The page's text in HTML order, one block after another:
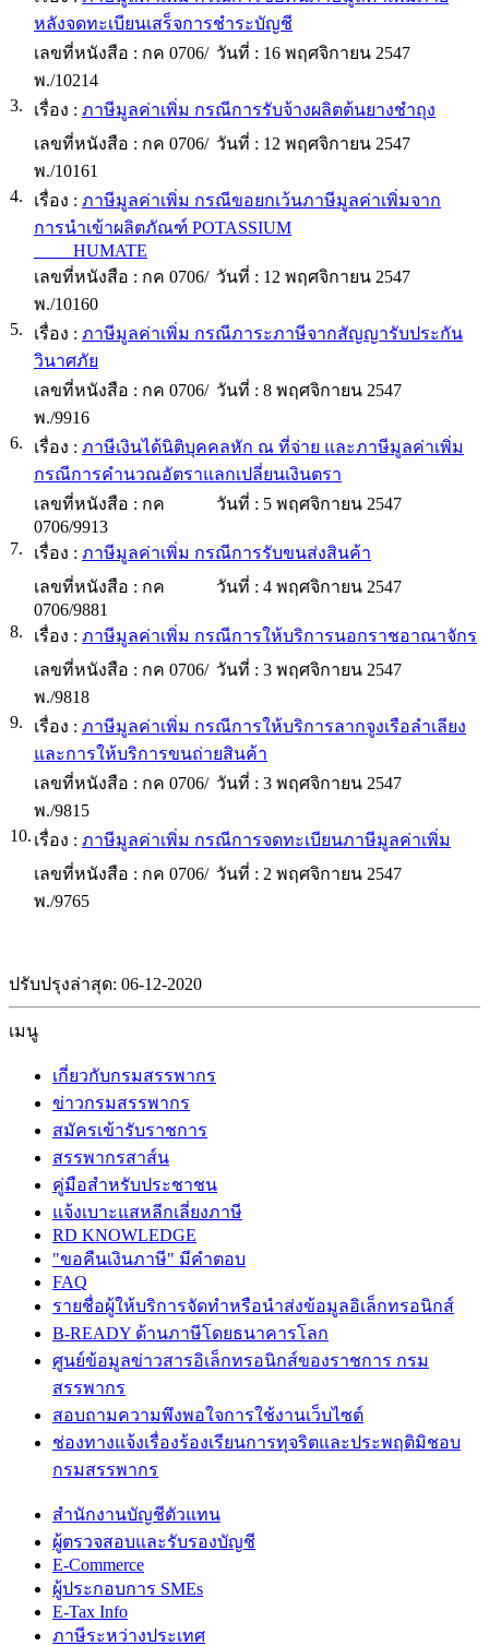
หลังจดทะเบียนเสร็จการชำระบัญชี
เลขที่หนังสือ : กค 0706/
พ./10214
วันที่ : 16 พฤศจิกายน 2547
3. เรื่อง : ภาษีมูลค่าเพิ่ม กรณีการรับจ้างผลิตต้นยางชำถุง
เลขที่หนังสือ : กค 0706/
พ./10161
วันที่ : 12 พฤศจิกายน 2547
4. เรื่อง : ภาษีมูลค่าเพิ่ม กรณีขอยกเว้นภาษีมูลค่าเพิ่มจาก
การนำเข้าผลิตภัณฑ์ POTASSIUM
HUMATE
เลขที่หนังสือ : กค 0706/
พ./10160
วันที่ : 12 พฤศจิกายน 2547
5. เรื่อง : ภาษีมูลค่าเพิ่ม กรณีภาระภาษีจากสัญญารับประกัน
วินาศภัย
เลขที่หนังสือ : กค 0706/
พ./9916
วันที่ : 8 พฤศจิกายน 2547
6. เรื่อง : ภาษีเงินได้นิติบุคคลหัก ณ ที่จ่าย และภาษีมูลค่าเพิ่ม
กรณีการคำนวณอัตราแลกเปลี่ยนเงินตรา
เลขที่หนังสือ : กค
0706/9913
วันที่ : 5 พฤศจิกายน 2547
7. เรื่อง : ภาษีมูลค่าเพิ่ม กรณีการรับขนส่งสินค้า
เลขที่หนังสือ : กค
0706/9881
วันที่ : 4 พฤศจิกายน 2547
8. เรื่อง : ภาษีมูลค่าเพิ่ม กรณีการให้บริการนอกราชอาณาจักร
เลขที่หนังสือ : กค 0706/
พ./9818
วันที่ : 3 พฤศจิกายน 2547
9. เรื่อง : ภาษีมูลค่าเพิ่ม กรณีการให้บริการลากจูงเรือลำเลียง
และการให้บริการขนถ่ายสินค้า
เลขที่หนังสือ : กค 0706/
พ./9815
วันที่ : 3 พฤศจิกายน 2547
10. เรื่อง : ภาษีมูลค่าเพิ่ม กรณีการจดทะเบียนภาษีมูลค่าเพิ่ม
เลขที่หนังสือ : กค 0706/
พ./9765
วันที่ : 2 พฤศจิกายน 2547
ปรับปรุงล่าสุด: 06-12-2020
เมนู
เกี่ยวกับกรมสรรพากร
ข่าวกรมสรรพากร
สมัครเข้ารับราชการ
สรรพากรสาส์น
คู่มือสำหรับประชาชน
แจ้งเบาะแสหลีกเลี่ยงภาษี
RD KNOWLEDGE
"ขอคืนเงินภาษี" มีคำตอบ
FAQ
รายชื่อผู้ให้บริการจัดทำหรือนำส่งข้อมูลอิเล็กทรอนิกส์
B-READY ด้านภาษีโดยธนาคารโลก
ศูนย์ข้อมูลข่าวสารอิเล็กทรอนิกส์ของราชการ กรม
สรรพากร
สอบถามความพึงพอใจการใช้งานเว็บไซต์
ช่องทางแจ้งเรื่องร้องเรียนการทุจริตและประพฤติมิชอบ
กรมสรรพากร
สำนักงานบัญชีตัวแทน
ผู้ตรวจสอบและรับรองบัญชี
E-Commerce
ผู้ประกอบการ SMEs
E-Tax Info
ภาษีระหว่างประเทศ